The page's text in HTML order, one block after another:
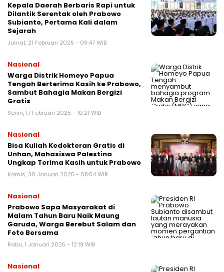
Kepala Daerah Berbaris Rapi untuk
Dilantik Serentak oleh Prabowo
Subianto, Pertama Kali dalam
Sejarah
Jumat, 21 Februari 2025 - 09:47 WIB
Nasional
Warga Distrik Homeyo Papua
Tengah Berterima Kasih ke Prabowo,
Sambut Bahagia Makan Bergizi
Gratis
Senin, 17 Februari 2025 - 10:21 WIB
Nasional
Bisa Kuliah Kedokteran Gratis di
Unhan, Mahasiswa Palestina
Ungkap Terima Kasih untuk Prabowo
Kamis, 30 Januari 2025 - 08:54 WIB
Nasional
Prabowo Sapa Masyarakat di
Malam Tahun Baru Naik Maung
Garuda, Warga Berebut Salam dan
Foto Bersama
Rabu, 1 Januari 2025 - 12:19 WIB
Nasional